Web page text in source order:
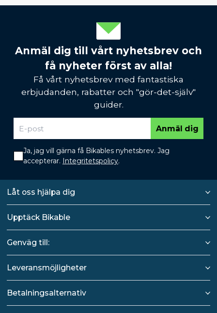
Anmäl dig till vårt nyhetsbrev och
få nyheter först av alla!
Få vårt nyhetsbrev med fantastiska
erbjudanden, rabatter och "gör-det-själv"
guider.
Anmäl dig
Ja, jag vill gärna få Bikables nyhetsbrev. Jag
accepterar. Integritetspolicy.
Låt oss hjälpa dig
Upptäck Bikable
Genväg till:
Leveransmöjligheter
Betalningsalternativ